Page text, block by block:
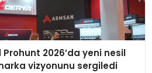
2026’da yeni nesil
vizyonunu sergiledi